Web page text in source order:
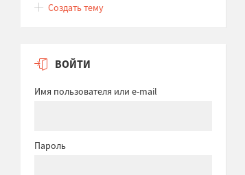
Создать тему
ВОЙТИ
Имя пользователя или e-mail
Пароль